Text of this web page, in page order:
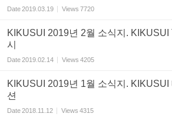
Date2019.03.19 Views 7720
KIKUSUI 2019년 2월 소식지.
시
Date2019.02.14 Views 4205
KIKUSUI 2019년 1월 소식지. KIKUSUI
션
Date2018.11.12 Views 4315